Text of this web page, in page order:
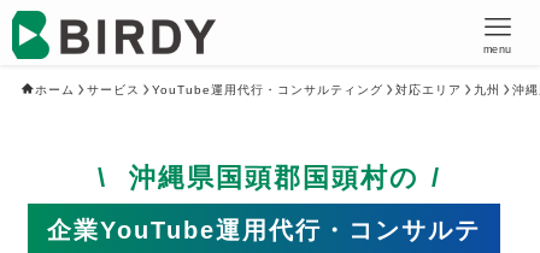
menu
ホーム サービス YouTube運用代行・コンサルティング 対応エリア 九州 沖
沖縄県国頭郡国頭村の
企業YouTube運用代行・コンサルテ